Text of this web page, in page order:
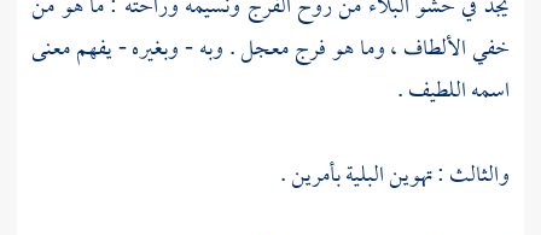
خفي الألطاف ، وما هو فرج معجل . وبه - وبغيره - يفهم معنى
اسمه اللطيف .
والثالث : تهوين البلية بأمرين .